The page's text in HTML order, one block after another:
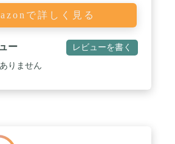
で詳しく見る
ー レビューを書く
りません